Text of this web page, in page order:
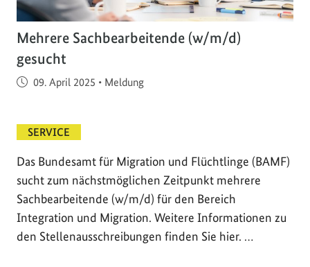
Mehrere Sachbearbeitende (w/m/d)
gesucht
Veröffentlicht am
09. April 2025 • Meldung
SERVICE
Das Bundesamt für Migration und Flüchtlinge (BAMF)
sucht zum nächstmöglichen Zeitpunkt mehrere
Sachbearbeitende (w/m/d) für den Bereich
Integration und Migration. Weitere Informationen zu
den Stellenausschreibungen finden Sie hier. …